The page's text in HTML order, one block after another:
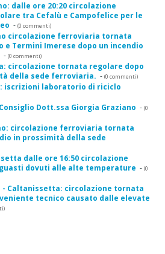
dalle ore 20:20 circolazione
tra Cefalù e Campofelice per le
- (0 commenti)
circolazione ferroviaria tornata
Termini Imerese dopo un incendio
- (0 commenti)
circolazione tornata regolare dopo
della sede ferroviaria. - (0 commenti)
iscrizioni laboratorio di riciclo
Dott.ssa Giorgia Graziano - (0
circolazione ferroviaria tornata
in prossimità della sede
dalle ore 16:50 circolazione
dovuti alle alte temperature - (0
- Caltanissetta: circolazione tornata
tecnico causato dalle elevate